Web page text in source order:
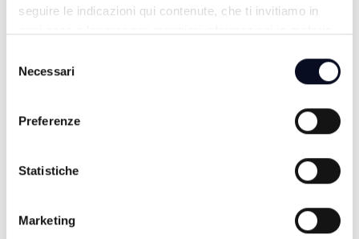
seguire le indicazioni qui contenute, che ti invitiamo in
delNecessari
Preferenze
Statistiche
Marketing